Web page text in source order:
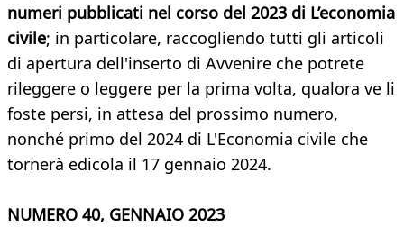
numeri pubblicati nel corso del 2023 di L’economia
civile; in particolare, raccogliendo tutti gli articoli
di apertura dell'inserto di Avvenire che potrete
rileggere o leggere per la prima volta, qualora ve li
foste persi, in attesa del prossimo numero,
nonché primo del 2024 di L'Economia civile che
tornerà edicola il 17 gennaio 2024.
NUMERO 40, GENNAIO 2023